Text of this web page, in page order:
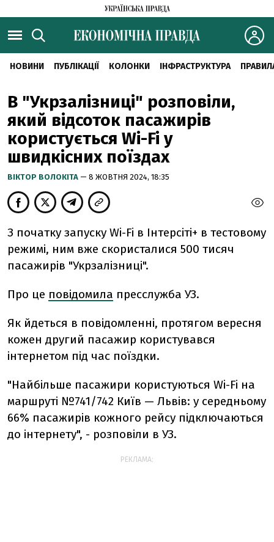
НОВИНИ ПУБЛІКАЦІЇ КОЛОНКИ ІНФРАСТРУКТУРА
В "Укрзалізниці" розповіли,
який відсоток пасажирів
користується Wi-Fi у
швидкісних поїздах
ВІКТОР ВОЛОКІТА — 8 ЖОВТНЯ 2024, 18:35
З початку запуску Wi-Fi в Інтерсіті+ в тестовому
режимі, ним вже скористалися 500 тисяч
пасажирів "Укрзалізниці".
Про це повідомила пресслужба УЗ.
Як йдеться в повідомленні, протягом вересня
кожен другий пасажир користувався
інтернетом під час поїздки.
"Найбільше пасажири користуються Wi-Fi на
маршруті №741/742 Київ — Львів: у середньому
66% пасажирів кожного рейсу підключаються
до інтернету", - розповіли в УЗ.
РЕКЛАМА: